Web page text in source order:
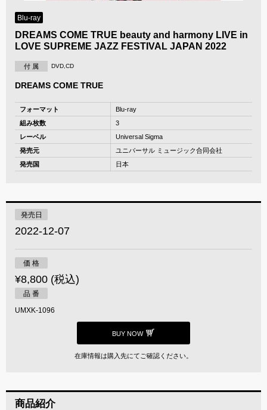
Blu-ray
DREAMS COME TRUE beauty and harmony LIVE in
LOVE SUPREME JAZZ FESTIVAL JAPAN 2022
付 属 DVD,CD
DREAMS COME TRUE
フォーマット
Blu-ray
組み枚数
3
レーベル
Universal Sigma
発売元
ユニバーサル ミュージック合同会社
発売国
日本
発売日
2022-12-07
価 格
¥8,800 (税込)
品 番
UMXK-1096
BUY NOW
在庫情報は購入先にてご確認ください。
商品紹介